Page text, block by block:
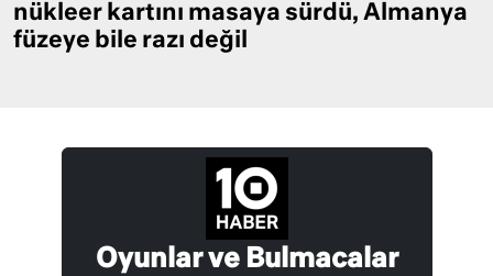
nükleer kartını masaya sürdü, Almanya
füzeye bile razı değil
Oyunlar ve Bulmacalar